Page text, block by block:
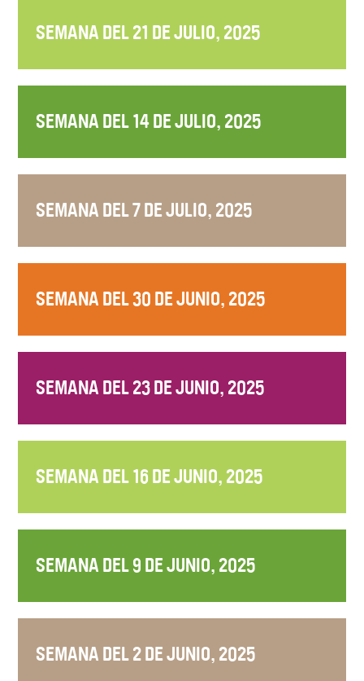
SEMANA DEL 21 DE JULIO, 2025
SEMANA DEL 14 DE JULIO, 2025
SEMANA DEL 7 DE JULIO, 2025
SEMANA DEL 30 DE JUNIO, 2025
SEMANA DEL 23 DE JUNIO, 2025
SEMANA DEL 16 DE JUNIO, 2025
SEMANA DEL 9 DE JUNIO, 2025
SEMANA DEL 2 DE JUNIO, 2025